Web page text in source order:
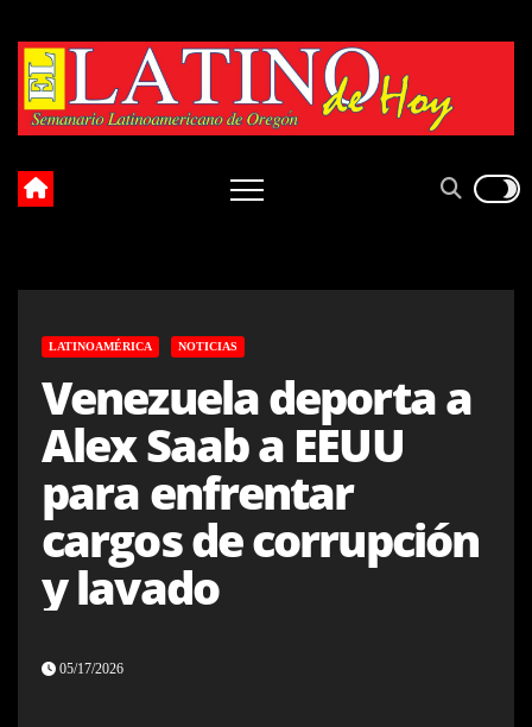
content
LATINOAMÉRICA NOTICIAS
Venezuela deporta a
Alex Saab a EEUU
para enfrentar
cargos de corrupción
y lavado
05/17/2026